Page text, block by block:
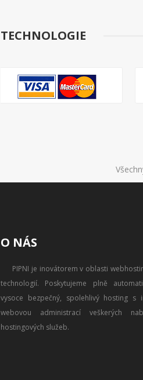
TECHNOLOGIE
O NÁS
PIPNI je inovátorem v oblasti
technologií. Poskytujeme plně
vysoce bezpečný, spolehlivý hosting s
webovou administrací veškerých
hostingových služeb.